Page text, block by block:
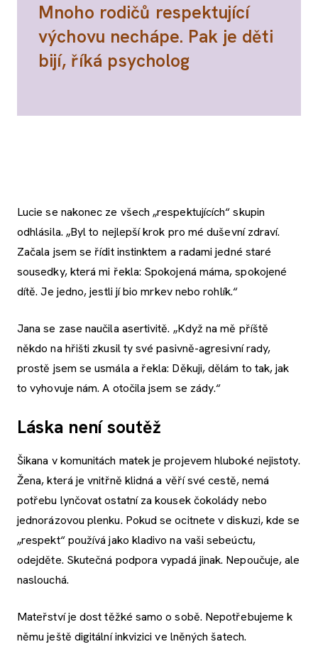
Mnoho rodičů respektující
výchovu nechápe. Pak je děti
bijí, říká psycholog
Lucie se nakonec ze všech „respektujících“ skupin
odhlásila. „Byl to nejlepší krok pro mé duševní zdraví.
Začala jsem se řídit instinktem a radami jedné staré
sousedky, která mi řekla: Spokojená máma, spokojené
dítě. Je jedno, jestli jí bio mrkev nebo rohlík.“
Jana se zase naučila asertivitě. „Když na mě příště
někdo na hřišti zkusil ty své pasivně-agresivní rady,
prostě jsem se usmála a řekla: Děkuji, dělám to tak, jak
to vyhovuje nám. A otočila jsem se zády.“
Láska není soutěž
Šikana v komunitách matek je projevem hluboké nejistoty.
Žena, která je vnitřně klidná a věří své cestě, nemá
potřebu lynčovat ostatní za kousek čokolády nebo
jednorázovou plenku. Pokud se ocitnete v diskuzi, kde se
„respekt“ používá jako kladivo na vaši sebeúctu,
odejděte. Skutečná podpora vypadá jinak. Nepoučuje, ale
naslouchá.
Mateřství je dost těžké samo o sobě. Nepotřebujeme k
němu ještě digitální inkvizici ve lněných šatech.